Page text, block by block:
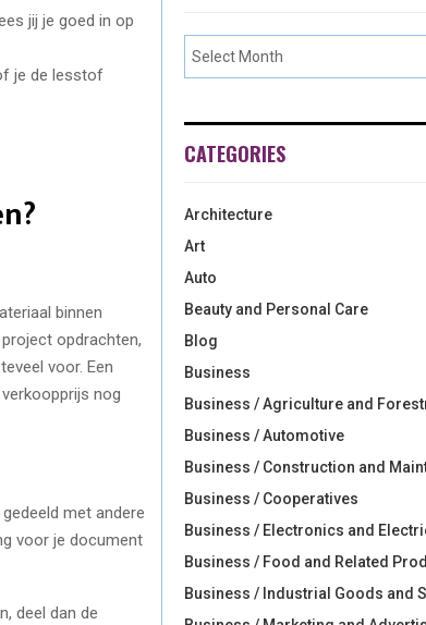
jij je goed in op
je de lesstof
binnen
opdrachten,
voor. Een
nog
met andere
voor je document
deel dan de
CATEGORIES
Architecture
Art
Auto
Beauty and Personal Care
Blog
Business
Business / Agriculture and
Business / Automotive
Business / Construction and
Business / Cooperatives
Business / Electronics and
Business / Food and Related
Business / Industrial Goods and